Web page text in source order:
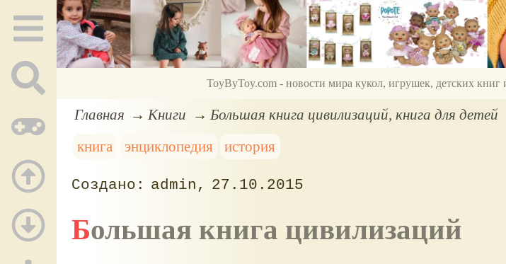
ToyByToy.com - новости мира кукол, игрушек, детских
Главная Книги
Большая книга цивилизаций, книга для детей
книга
энциклопедия история
admin 27.10.2015
Большая книга цивилизаций